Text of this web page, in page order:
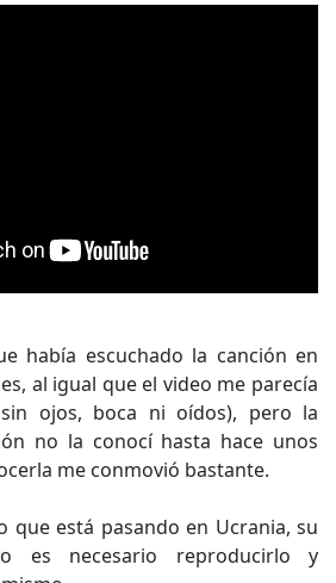
había escuchado la canción en
al igual que el video me parecía
ojos, boca ni oídos), pero la
no la conocí hasta hace unos
me conmovió bastante.
que está pasando en Ucrania, su
es necesario reproducirlo y